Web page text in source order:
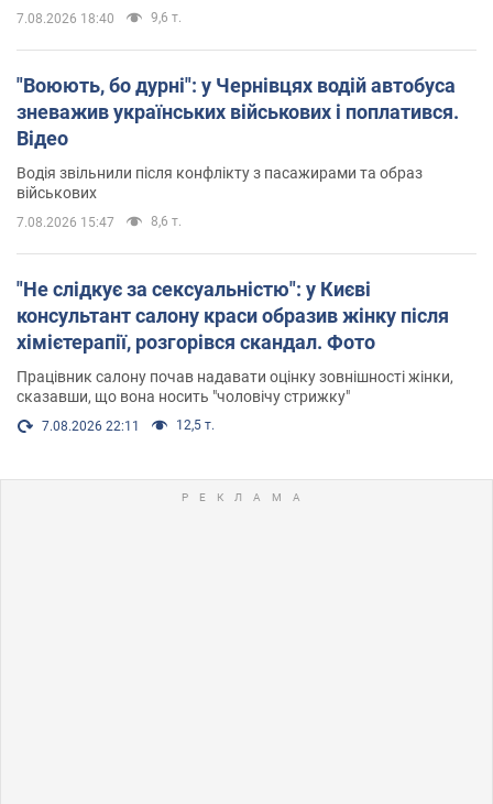
7.08.2026 18:40 9,6 т.
"Воюють, бо дурні": у Чернівцях водій автобуса
зневажив українських військових і поплатився.
Відео
Водія звільнили після конфлікту з пасажирами та образ
військових
7.08.2026 15:47 8,6 т.
"Не слідкує за сексуальністю": у Києві
консультант салону краси образив жінку після
хімієтерапії, розгорівся скандал. Фото
Працівник салону почав надавати оцінку зовнішності жінки,
сказавши, що вона носить "чоловічу стрижку"
7.08.2026 22:11 12,5 т.